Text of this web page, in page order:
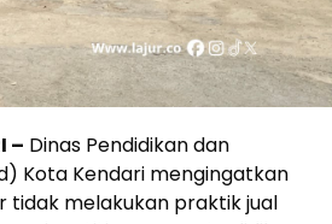
– Dinas Pendidikan dan
Kota Kendari mengingatkan
tidak melakukan praktik jual